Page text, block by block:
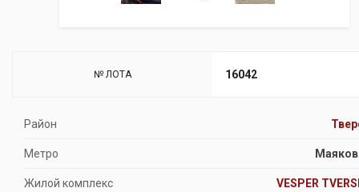
№ ЛОТА 16042
Район
Метро
Жилой комплекс VESPER